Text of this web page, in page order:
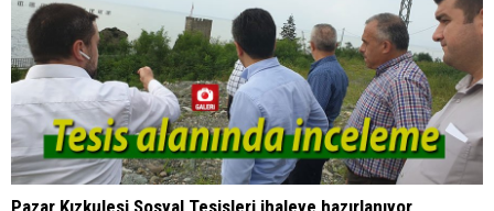
Pazar Kızkulesi Sosyal Tesisleri ihaleye hazırlanıyor